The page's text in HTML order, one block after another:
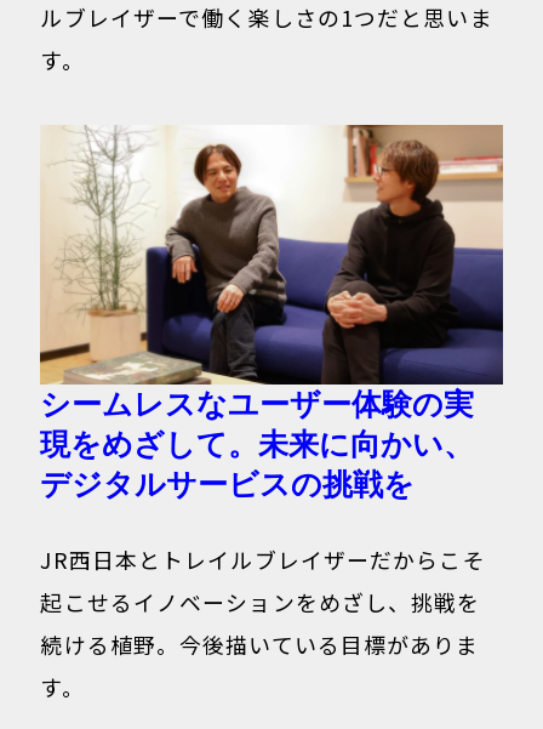
ルブレイザーで働く楽しさの1つだと思いま
す。
シームレスなユーザー体験の実
現をめざして。未来に向かい、
デジタルサービスの挑戦を
JR西日本とトレイルブレイザーだからこそ
起こせるイノベーションをめざし、挑戦を
続ける植野。今後描いている目標がありま
す。